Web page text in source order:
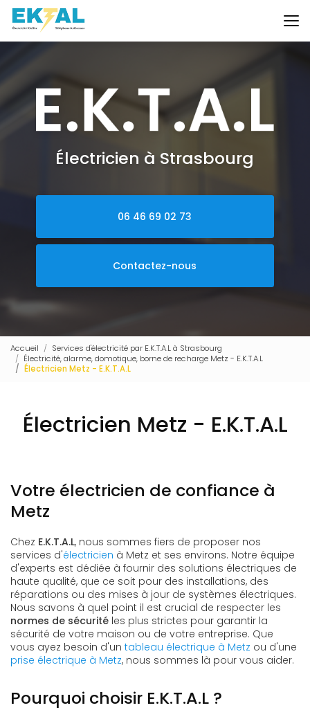
Aller
au
contenu
principal
Électricien à Strasbourg
06 46 69 02 73
Contactez-nous
Accueil
Services d'électricité par E.K.T.A.L à Strasbourg
Électricité, alarme, domotique, borne de recharge Metz - E.K.T.A.L
Électricien Metz - E.K.T.A.L
Électricien Metz - E.K.T.A.L
Votre électricien de confiance à
Metz
Chez E.K.T.A.L, nous sommes fiers de proposer nos
services d'électricien à Metz et ses environs. Notre équipe
d'experts est dédiée à fournir des solutions électriques de
haute qualité, que ce soit pour des installations, des
réparations ou des mises à jour de systèmes électriques.
Nous savons à quel point il est crucial de respecter les
normes de sécurité les plus strictes pour garantir la
sécurité de votre maison ou de votre entreprise. Que
vous ayez besoin d'un tableau électrique à Metz ou d'une
prise électrique à Metz, nous sommes là pour vous aider.
Pourquoi choisir E.K.T.A.L ?